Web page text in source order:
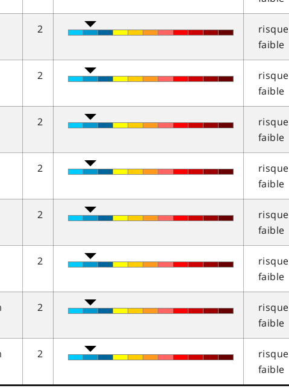
2
risque
faible
2
risque
faible
2
risque
faible
2
risque
faible
2
risque
faible
2
risque
faible
2
risque
faible
2
risque
faible